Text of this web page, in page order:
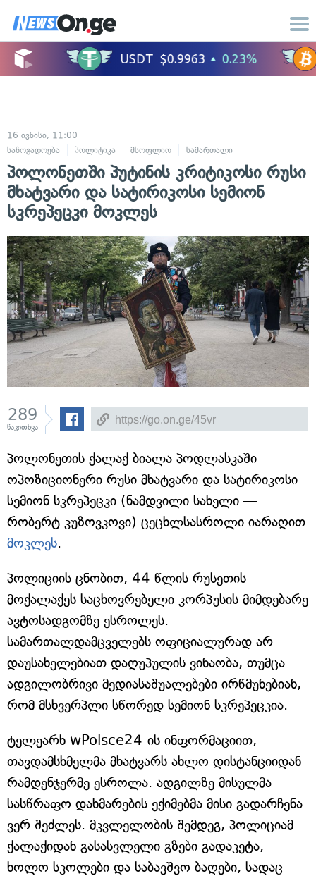
16 ივნისი, 11:00
საზოგადოება
პოლიტიკა მსოფლიო სამართალი
პოლონეთში პუტინის კრიტიკოსი რუსი
მხატვარი და სატირიკოსი სემიონ
სკრეპეცკი მოკლეს
289
წაკითხვა
პოლონეთის ქალაქ ბიალა პოდლასკაში
ოპოზიციონერი რუსი მხატვარი და სატირიკოსი
სემიონ სკრეპეცკი (ნამდვილი სახელი —
რობერტ კუზოვკოვი) ცეცხლსასროლი იარაღით
მოკლეს.
პოლიციის ცნობით, 44 წლის რუსეთის
მოქალაქეს საცხოვრებელი კორპუსის მიმდებარე
ავტოსადგომზე ესროლეს.
სამართალდამცველებს ოფიციალურად არ
დაუსახელებიათ დაღუპულის ვინაობა, თუმცა
ადგილობრივი მედიასაშუალებები ირწმუნებიან,
რომ მსხვერპლი სწორედ სემიონ სკრეპეცკია.
ტელეარხ wPolsce24-ის ინფორმაციით,
თავდამსხმელმა მხატვარს ახლო დისტანციიდან
რამდენჯერმე ესროლა. ადგილზე მისულმა
სასწრაფო დახმარების ექიმებმა მისი გადარჩენა
ვერ შეძლეს. მკვლელობის შემდეგ, პოლიციამ
ქალაქიდან გასასვლელი გზები გადაკეტა,
ხოლო სკოლები და საბავშვო ბაღები, სადაც